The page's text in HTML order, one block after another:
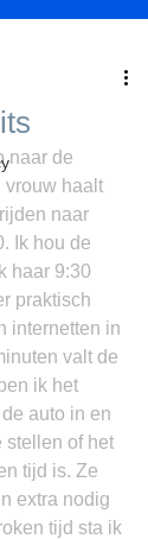
naar de
vrouw haalt
naar
Ik hou de
haar 9:30
praktisch
internetten in
valt de
ik het
auto in en
stellen of het
tijd is. Ze
extra nodig
tijd sta ik